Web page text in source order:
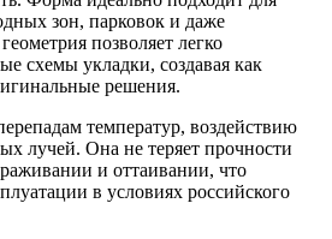
зон, парковок и даже
позволяет легко
схемы укладки, создавая как
решения.
температур, воздействию
лучей. Она не теряет прочности
и оттаивании, что
в условиях российского